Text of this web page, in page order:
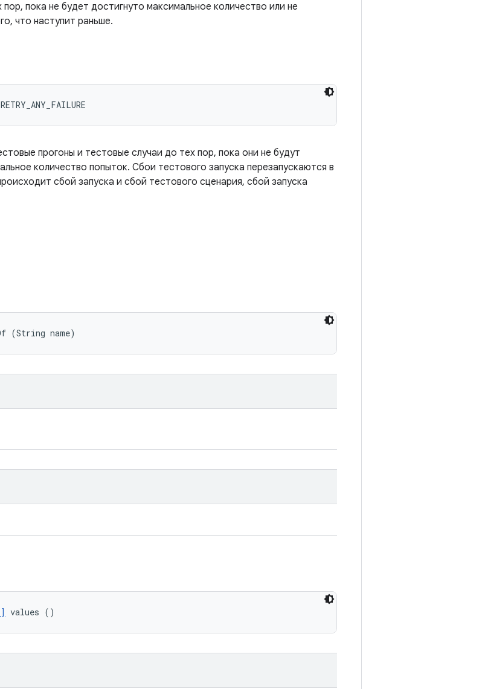
пока не будет достигнуто максимальное количество или не
что наступит раньше.
RETRY_ANY_FAILURE
прогоны и тестовые случаи до тех пор, пока они не будут
количество попыток. Сбои тестового запуска перезапускаются в
сбой запуска и сбой тестового сценария, сбой запуска
(String name)
values ()